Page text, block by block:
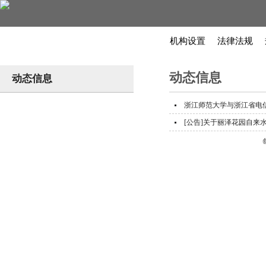
机构设置 法律法规
动态信息 动态信息
浙江师范大学与浙江省电
[公告]关于丽泽花园自来